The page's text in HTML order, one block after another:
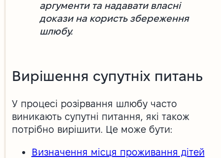
аргументи та надавати власні
докази на користь збереження
шлюбу.
Вирішення супутніх питань
У процесі розірвання шлюбу часто
виникають супутні питання, які також
потрібно вирішити. Це може бути:
Визначення місця проживання дітей